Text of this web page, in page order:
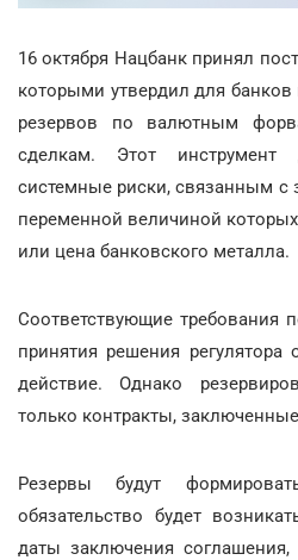
16 октября Нацбанк принял
которыми утвердил для
резервов по валютным
сделкам. Этот инструмент
системные риски, связанным с
переменной величиной
или цена банковского металла.
Соответствующие требования
принятия решения
действие. Однако
только контракты,
Резервы будут
обязательство будет
даты заключения